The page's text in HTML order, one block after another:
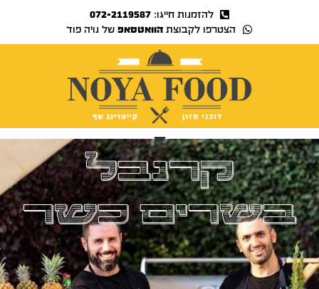
להזמנות חייגו:072-2119587
הצטרפו לקבוצתהוואטסאפ של נויה פוד
קרנבל
בשרים כשר